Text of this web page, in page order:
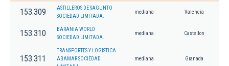
153.309
ASTILLEROS DE SAGUNTO
SOCIEDAD LIMITADA.
mediana Valencia
153.310
BARANIA WORLD
SOCIEDAD LIMITADA.
mediana Castellon
153.311
TRANSPORTES Y LOGISTICA
ABAMAR SOCIEDAD
mediana Granada